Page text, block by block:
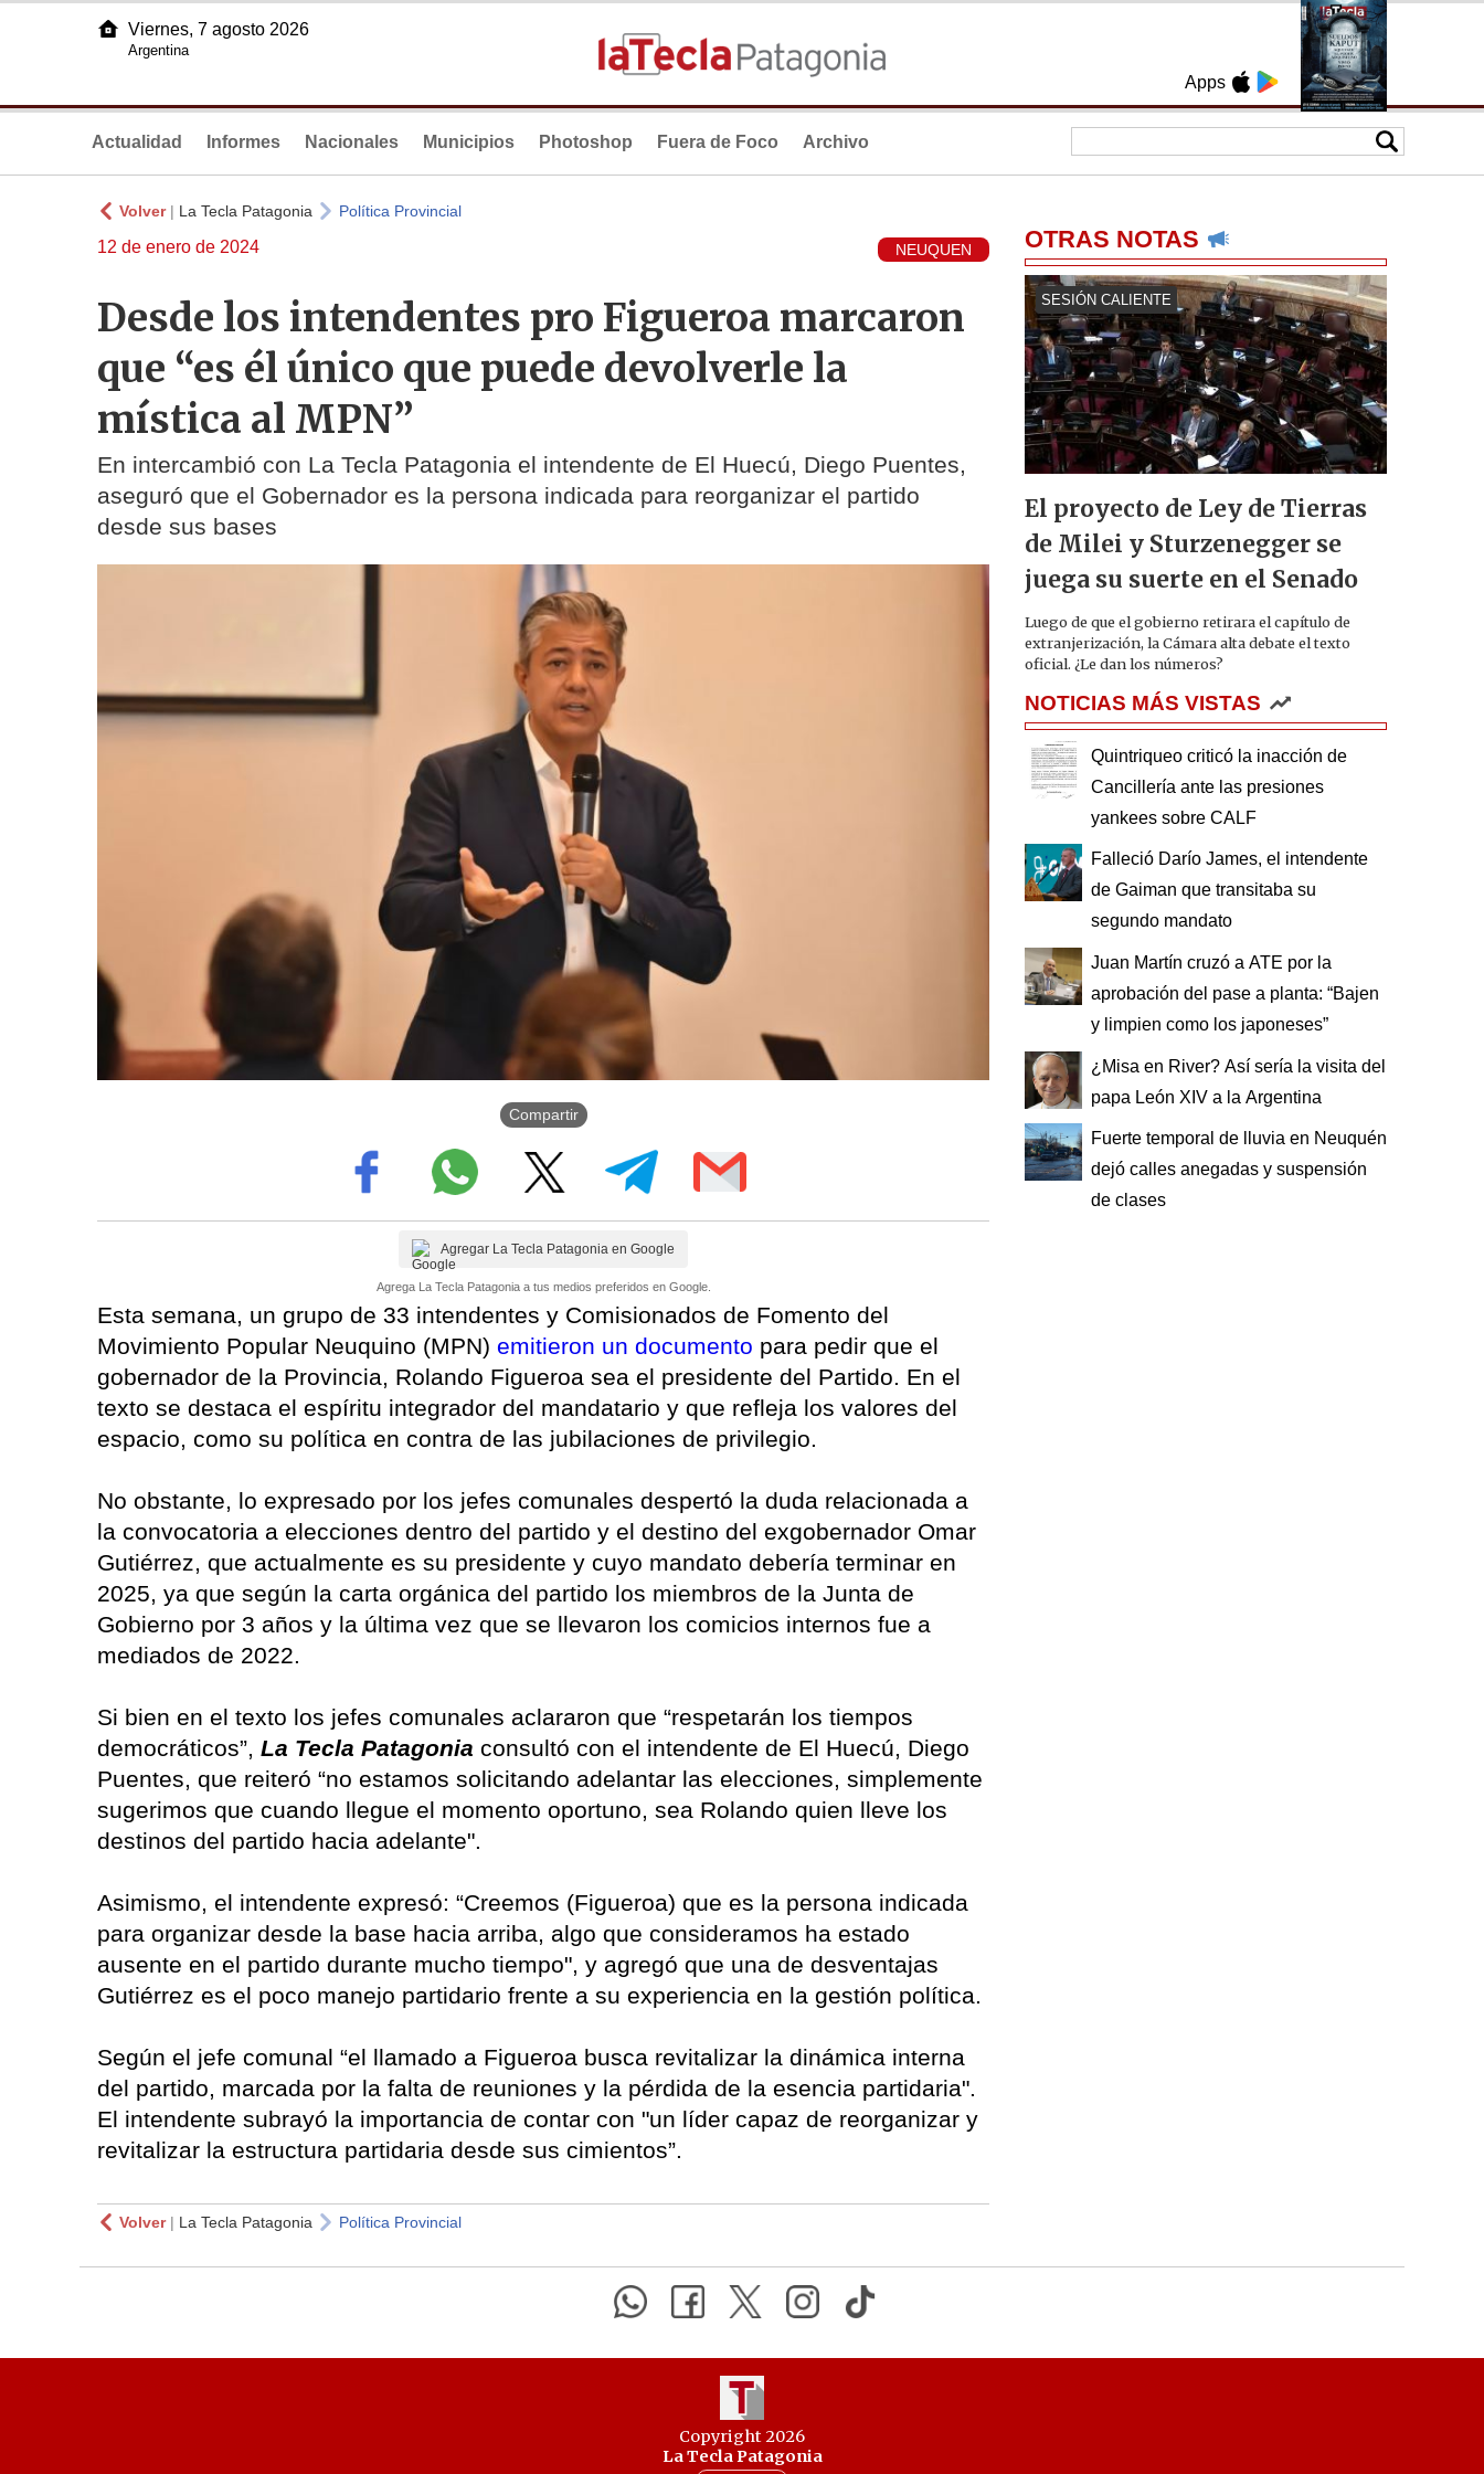
Apps
Viernes, 7 agosto 2026
Argentina
Actualidad Informes Nacionales Municipios Photoshop Fuera de Foco Archivo
Volver| La Tecla Patagonia Política Provincial
12 de enero de 2024 NEUQUEN
Desde los intendentes pro Figueroa marcaron
que “es él único que puede devolverle la
mística al MPN”
En intercambió con La Tecla Patagonia el intendente de El Huecú, Diego Puentes,
aseguró que el Gobernador es la persona indicada para reorganizar el partido
desde sus bases
Compartir
Agregar La Tecla Patagonia en Google
Agrega La Tecla Patagonia a tus medios preferidos en Google.
Esta semana, un grupo de 33 intendentes y Comisionados de Fomento del
Movimiento Popular Neuquino (MPN) emitieron un documento para pedir que el
gobernador de la Provincia, Rolando Figueroa sea el presidente del Partido. En el
texto se destaca el espíritu integrador del mandatario y que refleja los valores del
espacio, como su política en contra de las jubilaciones de privilegio.
No obstante, lo expresado por los jefes comunales despertó la duda relacionada a
la convocatoria a elecciones dentro del partido y el destino del exgobernador Omar
Gutiérrez, que actualmente es su presidente y cuyo mandato debería terminar en
2025, ya que según la carta orgánica del partido los miembros de la Junta de
Gobierno por 3 años y la última vez que se llevaron los comicios internos fue a
mediados de 2022.
Si bien en el texto los jefes comunales aclararon que “respetarán los tiempos
democráticos”, La Tecla Patagonia consultó con el intendente de El Huecú, Diego
Puentes, que reiteró “no estamos solicitando adelantar las elecciones, simplemente
sugerimos que cuando llegue el momento oportuno, sea Rolando quien lleve los
destinos del partido hacia adelante".
Asimismo, el intendente expresó: “Creemos (Figueroa) que es la persona indicada
para organizar desde la base hacia arriba, algo que consideramos ha estado
ausente en el partido durante mucho tiempo", y agregó que una de desventajas
Gutiérrez es el poco manejo partidario frente a su experiencia en la gestión política.
Según el jefe comunal “el llamado a Figueroa busca revitalizar la dinámica interna
del partido, marcada por la falta de reuniones y la pérdida de la esencia partidaria".
El intendente subrayó la importancia de contar con "un líder capaz de reorganizar y
revitalizar la estructura partidaria desde sus cimientos”.
Volver| La Tecla Patagonia Política Provincial
OTRAS NOTAS
SESIÓN CALIENTE
El proyecto de Ley de Tierras
de Milei y Sturzenegger se
juega su suerte en el Senado
Luego de que el gobierno retirara el capítulo de
extranjerización, la Cámara alta debate el texto
oficial. ¿Le dan los números?
NOTICIAS MÁS VISTAS
Quintriqueo criticó la inacción de
Cancillería ante las presiones
yankees sobre CALF
Falleció Darío James, el intendente
de Gaiman que transitaba su
segundo mandato
Juan Martín cruzó a ATE por la
aprobación del pase a planta: “Bajen
y limpien como los japoneses”
¿Misa en River? Así sería la visita del
papa León XIV a la Argentina
Fuerte temporal de lluvia en Neuquén
dejó calles anegadas y suspensión
de clases
Copyright 2026
La Tecla Patagonia